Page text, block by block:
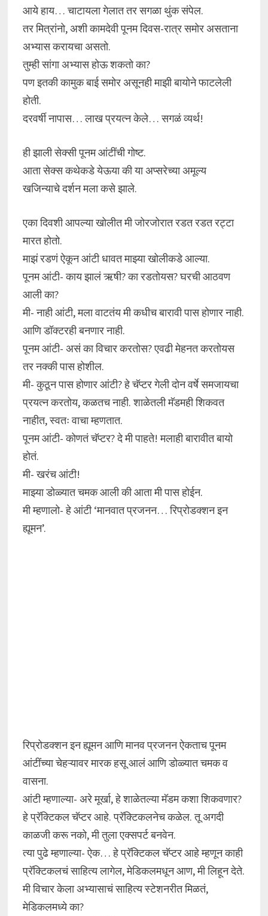
आये हाय… चाटायला गेलात तर सगळा थुंक संपेल.
तर मित्रांनो, अशी कामदेवी पूनम दिवस-रात्र समोर असताना
अभ्यास करायचा असतो.
तुम्ही सांगा अभ्यास होऊ शकतो का?
पण इतकी कामुक बाई समोर असूनही माझी बायोने फाटलेली
होती.
दरवर्षी नापास… लाख प्रयत्न केले… सगळं व्यर्थ!
ही झाली सेक्सी पूनम आंटींची गोष्ट.
आता सेक्स कथेकडे येऊया की या अप्सरेच्या अमूल्य
खजिन्याचे दर्शन मला कसे झाले.
एका दिवशी आपल्या खोलीत मी जोरजोरात रडत रडत रट्टा
मारत होतो.
माझं रडणं ऐकून आंटी धावत माझ्या खोलीकडे आल्या.
पूनम आंटी- काय झालं ऋषी? का रडतोयस? घरची आठवण
आली का?
मी- नाही आंटी, मला वाटतंय मी कधीच बारावी पास होणार नाही.
आणि डॉक्टरही बनणार नाही.
पूनम आंटी- असं का विचार करतोस? एवढी मेहनत करतोयस
तर नक्की पास होशील.
मी- कुठून पास होणार आंटी? हे चॅप्टर गेली दोन वर्षे समजायचा
प्रयत्न करतोय, कळतच नाही. शाळेतली मॅडमही शिकवत
नाहीत, स्वतः वाचा म्हणतात.
पूनम आंटी- कोणतं चॅप्टर? दे मी पाहते! मलाही बारावीत बायो
होतं.
मी- खरंच आंटी!
माझ्या डोळ्यात चमक आली की आता मी पास होईन.
मी म्हणालो- हे आंटी ‘मानवात प्रजनन… रिप्रोडक्शन इन
ह्यूमन’.
रिप्रोडक्शन इन ह्यूमन आणि मानव प्रजनन ऐकताच पूनम
आंटींच्या चेहऱ्यावर मारक हसू आलं आणि डोळ्यात चमक व
वासना.
आंटी म्हणाल्या- अरे मूर्खा, हे शाळेतल्या मॅडम कशा शिकवणार?
हे प्रॅक्टिकल चॅप्टर आहे. प्रॅक्टिकलनेच कळेल. तू अगदी
काळजी करू नको, मी तुला एक्सपर्ट बनवेन.
त्या पुढे म्हणाल्या- ऐक… हे प्रॅक्टिकल चॅप्टर आहे म्हणून काही
प्रॅक्टिकलचं साहित्य लागेल, मेडिकलमधून आण, मी लिहून देते.
मी विचार केला अभ्यासाचं साहित्य स्टेशनरीत मिळतं,
मेडिकलमध्ये का?